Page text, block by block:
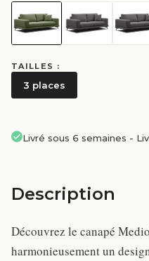
TAILLES :
3 places
Livré sous 6 semaines -
Description
Découvrez le canapé
harmonieusement un